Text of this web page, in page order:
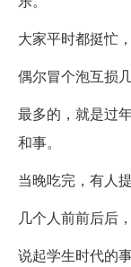
大家平时都挺忙
偶尔冒个泡互损
最多的，就是过
和事。
当晚吃完，有人
几个人前前后后
说起学生时代的事